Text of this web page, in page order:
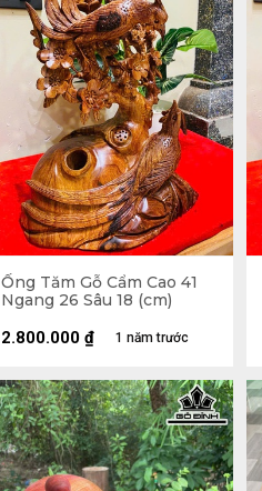
Ống Tăm Gỗ Cẩm Cao 41
Ngang 26 Sâu 18 (cm)
1 năm trước
2.800.000 ₫